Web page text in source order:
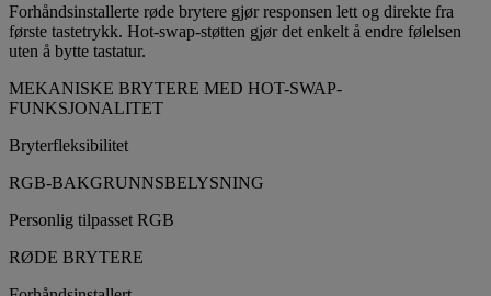
Forhåndsinstallerte røde brytere gjør responsen lett og direkte fra
første tastetrykk. Hot-swap-støtten gjør det enkelt å endre følelsen
uten å bytte tastatur.
MEKANISKE BRYTERE MED HOT-SWAP-
FUNKSJONALITET
Bryterfleksibilitet
RGB-BAKGRUNNSBELYSNING
Personlig tilpasset RGB
RØDE BRYTERE